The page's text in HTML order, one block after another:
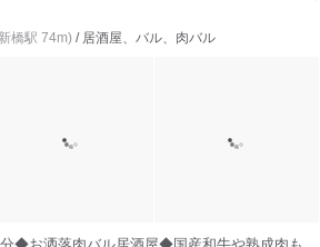
橋駅 74m) / 居酒屋、バル、肉バル